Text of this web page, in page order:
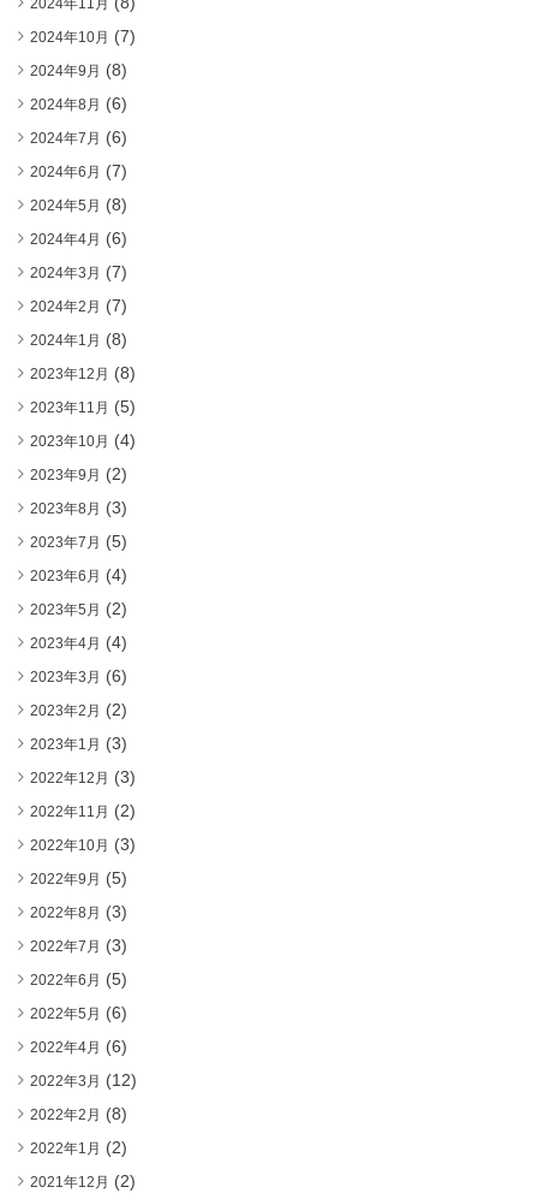
2024年11月
2024年10月 (7)
2024年9月 (8)
2024年8月 (6)
2024年7月 (6)
2024年6月 (7)
2024年5月 (8)
2024年4月 (6)
2024年3月 (7)
2024年2月 (7)
2024年1月 (8)
2023年12月 (8)
2023年11月 (5)
2023年10月 (4)
2023年9月 (2)
2023年8月 (3)
2023年7月 (5)
2023年6月 (4)
2023年5月 (2)
2023年4月 (4)
2023年3月 (6)
2023年2月 (2)
2023年1月 (3)
2022年12月 (3)
2022年11月 (2)
2022年10月 (3)
2022年9月 (5)
2022年8月 (3)
2022年7月 (3)
2022年6月 (5)
2022年5月 (6)
2022年4月 (6)
2022年3月 (12)
2022年2月 (8)
2022年1月 (2)
2021年12月 (2)